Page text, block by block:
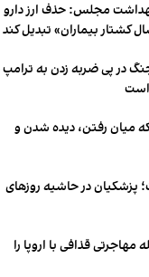
مجلس: حذف ارز دارو
در پی ضربه زدن به ترامپ
است
میان رفتن، دیده شدن و
پزشکیان در حاشیه روزهای
قذافی با اروپا را